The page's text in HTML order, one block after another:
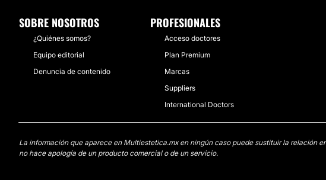
SOBRE NOSOTROS
¿Quiénes somos?
Equipo editorial
Denuncia de contenido
PROFESIONALES
Acceso doctores
Plan Premium
Marcas
Suppliers
International Doctors
La información que aparece en Multiestetica.mx en ningún caso puede sustituir la relación
no hace apología de un producto comercial o de un servicio.